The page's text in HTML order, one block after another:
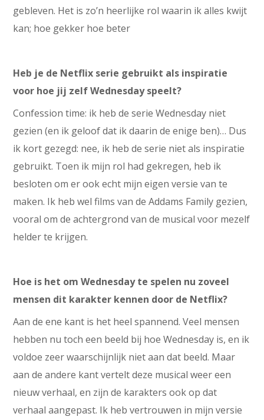
gebleven. Het is zo’n heerlijke rol waarin ik alles kwijt
kan; hoe gekker hoe beter
Heb je de Netflix serie gebruikt als inspiratie
voor hoe jij zelf Wednesday speelt?
Confession time: ik heb de serie Wednesday niet
gezien (en ik geloof dat ik daarin de enige ben)… Dus
ik kort gezegd: nee, ik heb de serie niet als inspiratie
gebruikt. Toen ik mijn rol had gekregen, heb ik
besloten om er ook echt mijn eigen versie van te
maken. Ik heb wel films van de Addams Family gezien,
vooral om de achtergrond van de musical voor mezelf
helder te krijgen.
Hoe is het om Wednesday te spelen nu zoveel
mensen dit karakter kennen door de Netflix?
Aan de ene kant is het heel spannend. Veel mensen
hebben nu toch een beeld bij hoe Wednesday is, en ik
voldoe zeer waarschijnlijk niet aan dat beeld. Maar
aan de andere kant vertelt deze musical weer een
nieuw verhaal, en zijn de karakters ook op dat
verhaal aangepast. Ik heb vertrouwen in mijn versie